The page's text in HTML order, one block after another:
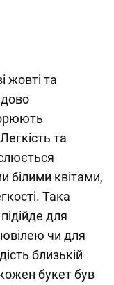
жовті та
та
білими квітами,
Така
для
чи для
близькій
букет був